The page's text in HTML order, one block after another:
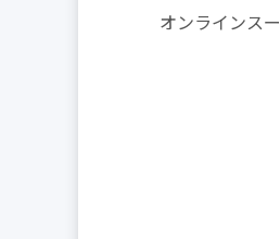
オンラインス